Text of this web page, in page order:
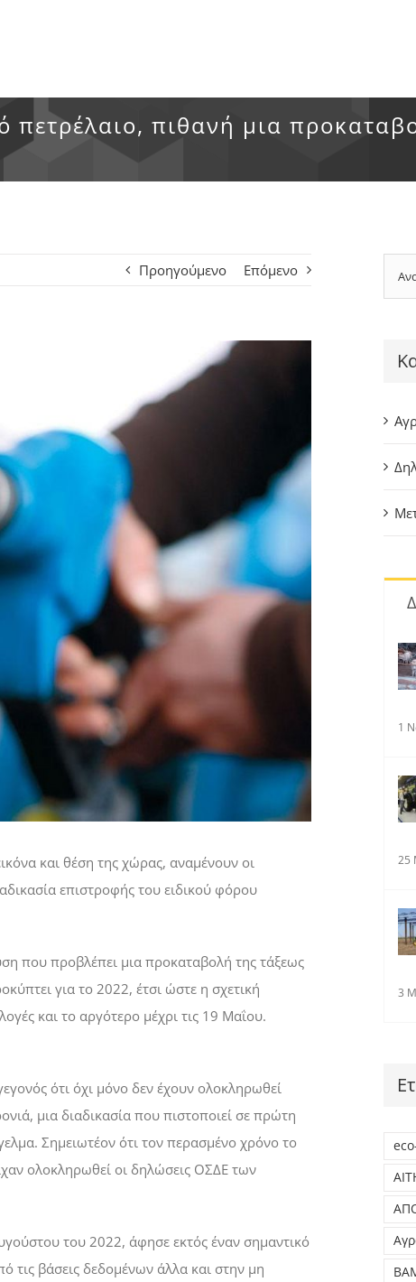
πετρέλαιο, πιθανή μια
Προηγούμενο Επόμενο
και θέση της χώρας, αναμένουν οι
επιστροφής του ειδικού φόρου
που προβλέπει μια προκαταβολή της τάξεως
για το 2022, έτσι ώστε η σχετική
και το αργότερο μέχρι τις 19 Μαΐου.
ότι όχι μόνο δεν έχουν ολοκληρωθεί
μια διαδικασία που πιστοποιεί σε πρώτη
Σημειωτέον ότι τον περασμένο χρόνο το
ολοκληρωθεί οι δηλώσεις ΟΣΔΕ των
του 2022, άφησε εκτός έναν σημαντικό
τις βάσεις δεδομένων άλλα και στην μη
για:
1
25
3